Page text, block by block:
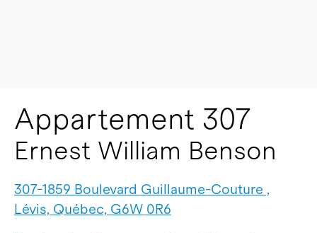
Appartement 307
Ernest William Benson
307-1859 Boulevard Guillaume-Couture ,
Lévis, Québec, G6W 0R6